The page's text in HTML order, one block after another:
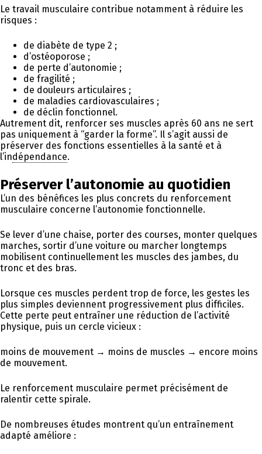
Le travail musculaire contribue notamment à réduire les
risques :
de diabète de type 2 ;
d’ostéoporose ;
de perte d’autonomie ;
de fragilité ;
de douleurs articulaires ;
de maladies cardiovasculaires ;
de déclin fonctionnel.
Autrement dit, renforcer ses muscles après 60 ans ne sert
pas uniquement à “garder la forme”. Il s’agit aussi de
préserver des fonctions essentielles à la santé et à
l’indépendance.
Préserver l’autonomie au quotidien
L’un des bénéfices les plus concrets du renforcement
musculaire concerne l’autonomie fonctionnelle.
Se lever d’une chaise, porter des courses, monter quelques
marches, sortir d’une voiture ou marcher longtemps
mobilisent continuellement les muscles des jambes, du
tronc et des bras.
Lorsque ces muscles perdent trop de force, les gestes les
plus simples deviennent progressivement plus difficiles.
Cette perte peut entraîner une réduction de l’activité
physique, puis un cercle vicieux :
moins de mouvement → moins de muscles → encore moins
de mouvement.
Le renforcement musculaire permet précisément de
ralentir cette spirale.
De nombreuses études montrent qu’un entraînement
adapté améliore :